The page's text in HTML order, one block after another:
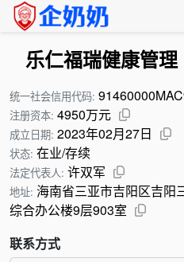
乐仁福瑞健康管
统一社会信用代码:
注册资本: 4950万元
成立日期: 2023年02月27日
状态: 在业/存续
法定代表人: 许双军
地址: 海南省三亚市吉阳区吉阳
综合办公楼9层903室
联系方式